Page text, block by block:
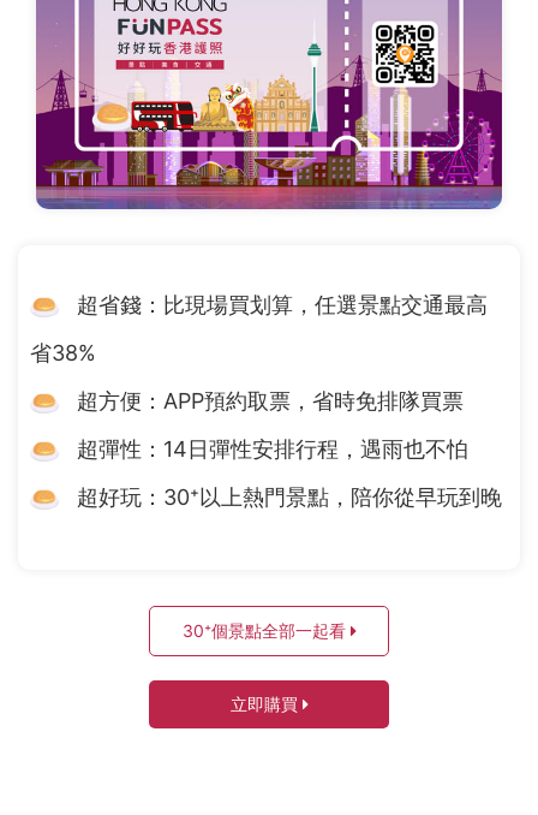
超省錢：比現場買划算，任選景點交通最高
省38%
超方便：APP預約取票，省時免排隊買票
超彈性：14日彈性安排行程，遇雨也不怕
超好玩：30⁺以上熱門景點，陪你從早玩到晚
30⁺個景點全部一起看
立即購買